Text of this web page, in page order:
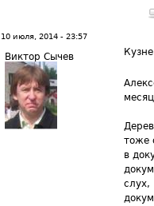
10 июля, 2014 - 23:57
Виктор Сычев
тоже
в
слух,